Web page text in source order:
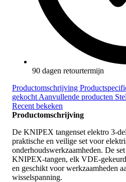
90 dagen retourtermijn
Productomschrijving
gekocht Aanvullende producten
Recent bekeken
Productomschrijving
De KNIPEX tangenset elektro 3-
praktische en veilige set voor
onderhoudswerkzaamheden. De
KNIPEX-tangen, elk VDE-
en geschikt voor werkzaamheden
wisselspanning.